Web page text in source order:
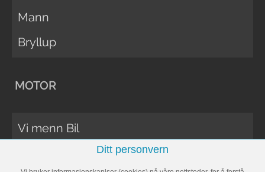
Mann
Bryllup
MOTOR
Vi menn Bil
Ditt personvern